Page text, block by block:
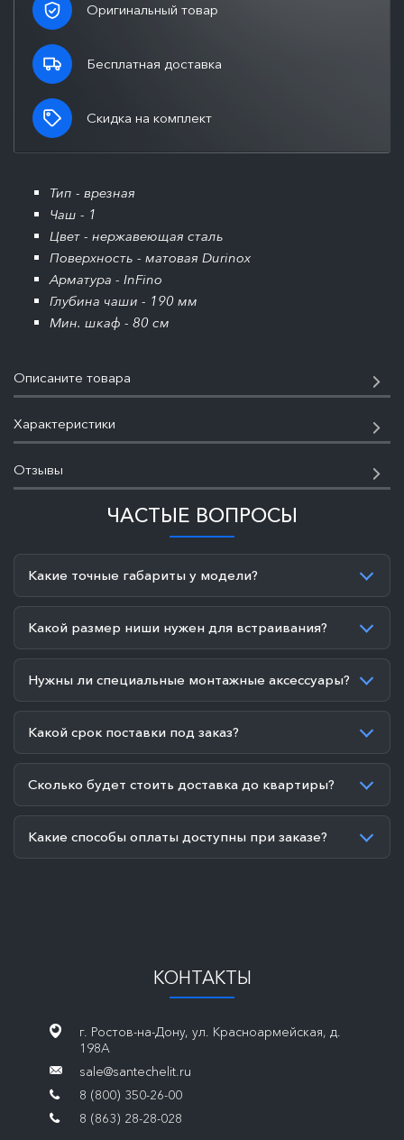
Оригинальный товар
Бесплатная доставка
Скидка на комплект
Тип - врезная
Чаш - 1
Цвет - нержавеющая сталь
Поверхность - матовая Durinox
Арматура - InFino
Глубина чаши - 190 мм
Мин. шкаф - 80 см
Описаните товара
Характеристики
Отзывы
ЧАСТЫЕ ВОПРОСЫ
Какие точные габариты у модели?
Какой размер ниши нужен для встраивания?
Нужны ли специальные монтажные аксессуары?
Какой срок поставки под заказ?
Сколько будет стоить доставка до квартиры?
Какие способы оплаты доступны при заказе?
КОНТАКТЫ
г. Ростов-на-Дону, ул. Красноармейская, д.
198А
sale@santechelit.ru
8 (800) 350-26-00
8 (863) 28-28-028